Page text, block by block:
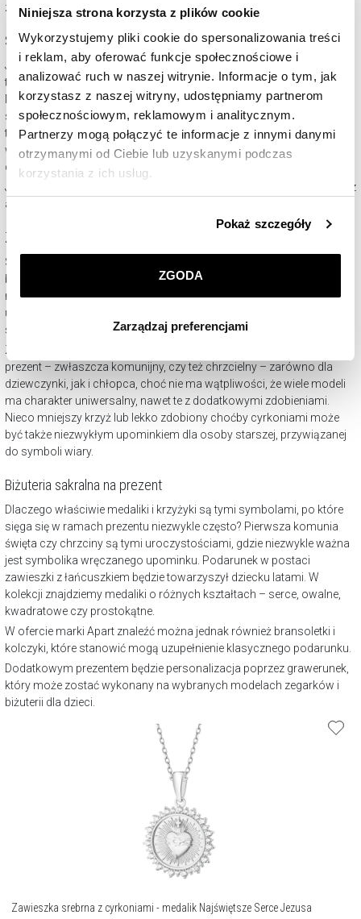
Niniejsza strona korzysta z plików cookie
Wykorzystujemy pliki cookie do spersonalizowania treści
i reklam, aby oferować funkcje społecznościowe i
analizować ruch w naszej witrynie. Informacje o tym, jak
korzystasz z naszej witryny, udostępniamy partnerom
społecznościowym, reklamowym i analitycznym.
Partnerzy mogą połączyć te informacje z innymi danymi
otrzymanymi od Ciebie lub uzyskanymi podczas
korzystania z ich usług.
przez nas plików cookie znajdziesz wPolityce
korzystamy. Możesz również wybrać jaki rodzaj plików
Zarządzaj preferencjami. W każdej chwili możesz
dokonać zmiany wybranych przez Ciebie plików cookie.
Pokaż szczegóły
ZGODA
Zarządzaj preferencjami
zawieszka z wizerunkiem świętego Krzysztofa, patrona kierowców.
Szkaplerze
Jubiler Apart przygotował także szeroki wybór szkaplerzy. Szkaplerz
to dosłownie wierzchnia część habitu w niektórych zakonach.
Medalik szkaplerz, czy inaczej medalik szkaplerzny ma za zadanie
symbolizować te same wartości duchowe. Charakterystyczna dla
tego modelu biżuterii jest dwustronność. Na jego awersie znajduje się
wizerunek Jezusa z Najświętszym Sercem, z kolei na rewersie
dowolny wizerunek Matki Bożej.
Jeśli szukamy prezentu dla młodszych dzieci, sprawdzą się
medaliki z
aniołkami
Zawieszka krzyżyk
Symbol krzyża silnie związany jest z wiarą. Niemniej w świecie
biżuterii możliwe jest pewne odstępstwo od klasycznego wzoru na
rzecz zdobienia. Dlategokrzyżyk będący zawieszką, pamiątką ważnej
uroczystości religijnej, nie musi być już chowany. Przeciwnie. Ma
szansę być przepiękną ozdobą noszoną z dumą i przyjemnością.
Zawieszka krzyżyk na łańcuszku jest bardzo często wybierany na
prezent – zwłaszcza komunijny, czy też chrzcielny – zarówno dla
dziewczynki, jak i chłopca, choć nie ma wątpliwości, że wiele modeli
ma charakter uniwersalny, nawet te z dodatkowymi zdobieniami.
Nieco mniejszy krzyż lub lekko zdobiony choćby cyrkoniami może
być także niezwykłym upominkiem dla osoby starszej, przywiązanej
do symboli wiary.
Biżuteria sakralna na prezent
Dlaczego właściwie medaliki i krzyżyki są tymi symbolami, po które
sięga się w ramach prezentu niezwykle często? Pierwsza komunia
święta czy chrzciny są tymi uroczystościami, gdzie niezwykle ważna
jest symbolika wręczanego upominku. Podarunek w postaci
zawieszki z łańcuszkiem będzie towarzyszył dziecku latami. W
kolekcji znajdziemy medaliki o różnych kształtach – serce, owalne,
kwadratowe czy prostokątne.
W ofercie marki Apart znaleźć można jednak również bransoletki i
kolczyki, które stanowić mogą uzupełnienie klasycznego podarunku.
Dodatkowym prezentem będzie personalizacja poprzez grawerunek
który może zostać wykonany na wybranych modelach zegarków i
biżuterii dla dzieci.
Zawieszka srebrna z cyrkoniami - medalik Najświętsze Serce Jezusa